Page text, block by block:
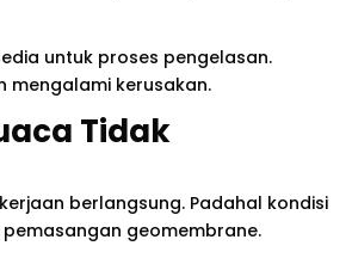
untuk proses pengelasan.
mengalami kerusakan.
Tidak
berlangsung. Padahal kondisi
geomembrane.